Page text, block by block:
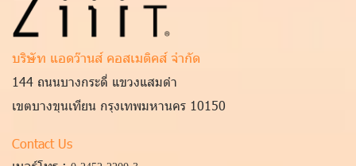
บริษัท แอดว๊านส์ คอสเมติคส์ จำกัด
144 ถนนบางกระดี่ แขวงแสมดำ
เขตบางขุนเทียน กรุงเทพมหานคร 10150
Contact Us